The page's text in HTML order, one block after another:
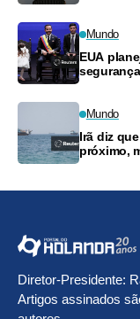
Mundo
EUA
Mundo
Irã diz
próximo,
Diretor-Presidente:
Artigos assinados